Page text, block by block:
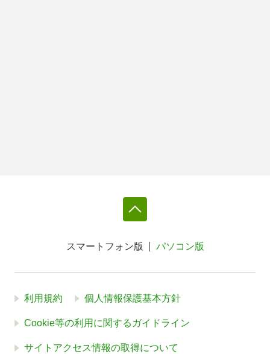
スマートフォン版 パソコン版
利用規約 個人情報保護基本方針
Cookie等の利用に関するガイドライン
サイトアクセス情報の取得について